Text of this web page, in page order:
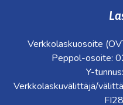
Verkkolaskuosoite
Peppol-osoite:
Y-
Verkkolaskuvälittäjä/